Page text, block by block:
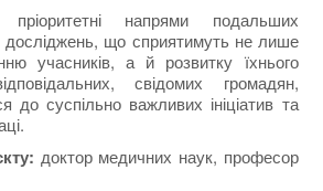
напрями подальших
досліджень, що сприятимуть не лише
учасників, а й розвитку їхнього
свідомих громадян,
до суспільно важливих ініціатив та
доктор медичних наук, професор